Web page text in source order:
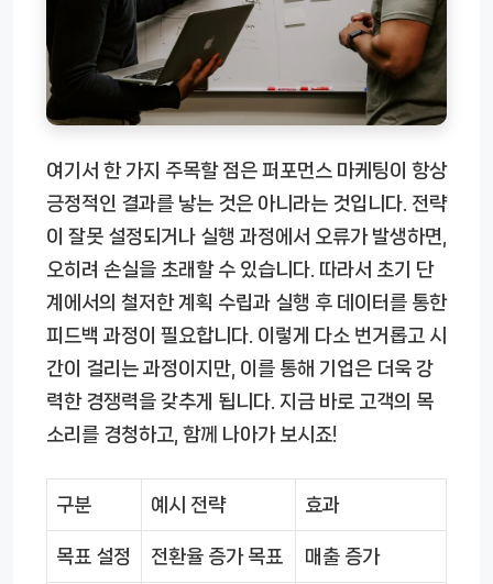
여기서 한 가지 주목할 점은 퍼포먼스 마케팅이 항상
긍정적인 결과를 낳는 것은 아니라는 것입니다. 전략
이 잘못 설정되거나 실행 과정에서 오류가 발생하면,
오히려 손실을 초래할 수 있습니다. 따라서 초기 단
계에서의 철저한 계획 수립과 실행 후 데이터를 통한
피드백 과정이 필요합니다. 이렇게 다소 번거롭고 시
간이 걸리는 과정이지만, 이를 통해 기업은 더욱 강
력한 경쟁력을 갖추게 됩니다. 지금 바로 고객의 목
소리를 경청하고, 함께 나아가 보시죠!
구분 예시 전략 효과
목표 설정 전환율 증가 목표 매출 증가